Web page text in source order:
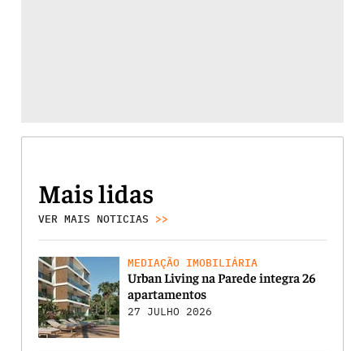
Mais lidas
VER MAIS NOTICIAS >>
MEDIAÇÃO IMOBILIÁRIA
Urban Living na Parede integra 26
apartamentos
27 JULHO 2026